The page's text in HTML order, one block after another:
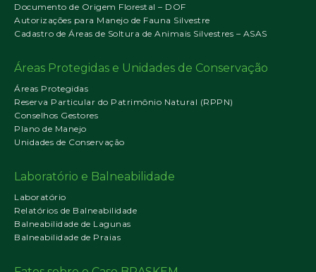
Documento de Origem Florestal – DOF
Autorizações para Manejo de Fauna Silvestre
Cadastro de Áreas de Soltura de Animais Silvestres – ASAS
Áreas Protegidas e Unidades de Conservação
Áreas Protegidas
Reserva Particular do Patrimônio Natural (RPPN)
Conselhos Gestores
Plano de Manejo
Unidades de Conservação
Laboratório e Balneabilidade
Laboratório
Relatórios de Balneabilidade
Balneabilidade de Lagunas
Balneabilidade de Praias